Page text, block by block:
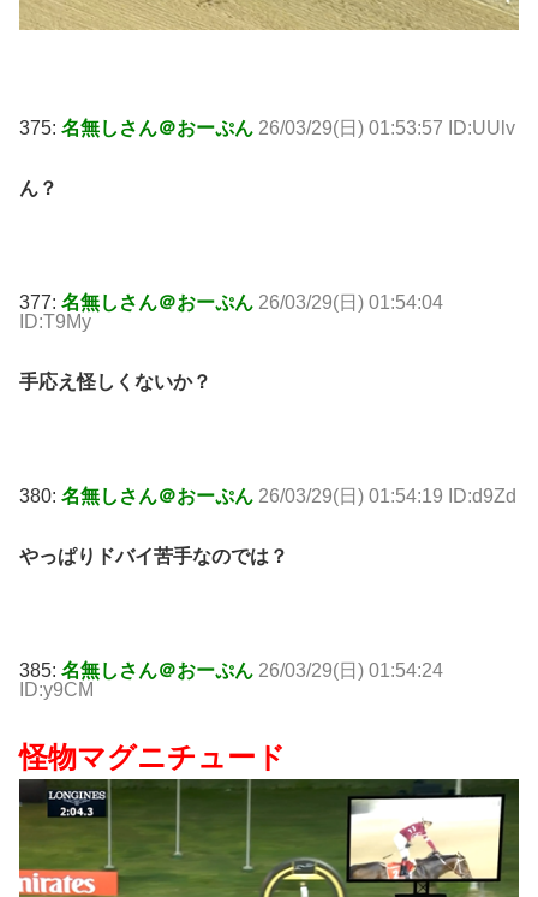
375: 名無しさん＠おーぷん 26/03/29(日) 01:53:57 ID:UUlv
ん？
377: 名無しさん＠おーぷん 26/03/29(日) 01:54:04
ID:T9My
手応え怪しくないか？
380: 名無しさん＠おーぷん 26/03/29(日) 01:54:19 ID:d9Zd
やっぱりドバイ苦手なのでは？
385: 名無しさん＠おーぷん 26/03/29(日) 01:54:24
ID:y9CM
怪物マグニチュード